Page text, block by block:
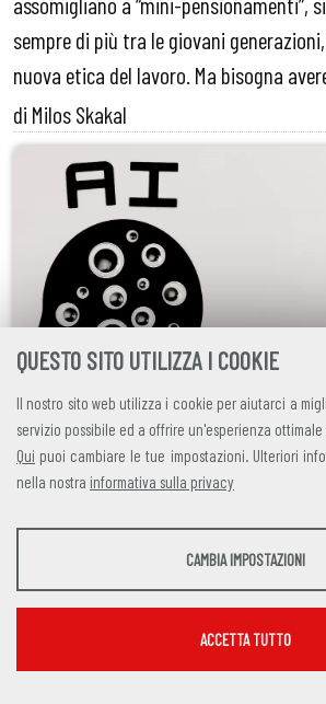
QUESTO SITO UTILIZZA I COOKIE
Il nostro sito web utilizza i cookie per aiutarci a
servizio possibile ed a offrire un'esperienza
Qui puoi cambiare le tue impostazioni. Ulteriori
nella nostra informativa sulla privacy
STATISTICHE
Google Analytics
CAMBIA IMPOSTAZIONI
ACCETTA TUTTO
sempre di più tra le giovani
nuova etica del lavoro. Ma bisogna
di Milos Skakal
martedì4 marzo 2025
Aspen institute: sei
su dieci usano l’AI, ma
formazione
Secondo il Rapporto, il mondo delle